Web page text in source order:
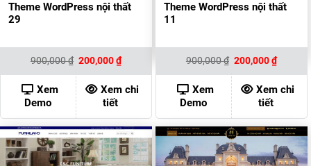
Theme WordPress nội thất
29
900,000₫ Giá
gốc
là:
900,000 ₫.
200,000₫Giá
hiện
tại
là:
200,000 ₫.
Xem
Demo
Xem chi
tiết
Theme WordPress nội thất
11
900,000₫ Giá
gốc
là:
900,000 ₫.
200,000₫Giá
hiện
tại
là:
Xem
Demo
Xem chi
tiết